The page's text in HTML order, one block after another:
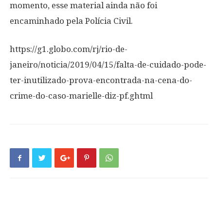
momento, esse material ainda não foi
encaminhado pela Polícia Civil.
https://g1.globo.com/rj/rio-de-
janeiro/noticia/2019/04/15/falta-de-cuidado-pode-
ter-inutilizado-prova-encontrada-na-cena-do-
crime-do-caso-marielle-diz-pf.ghtml